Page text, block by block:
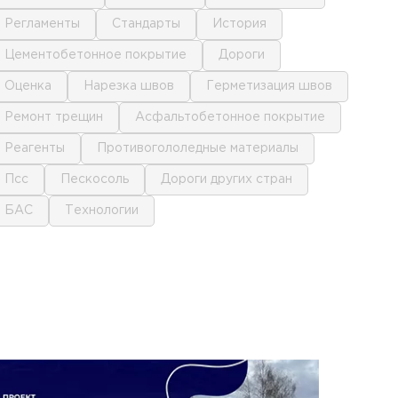
регламенты стандарты история
цементобетонное покрытие дороги
оценка нарезка швов герметизация швов
ремонт трещин асфальтобетонное покрытие
реагенты противогололедные материалы
псс пескосоль дороги других стран
БАС технологии